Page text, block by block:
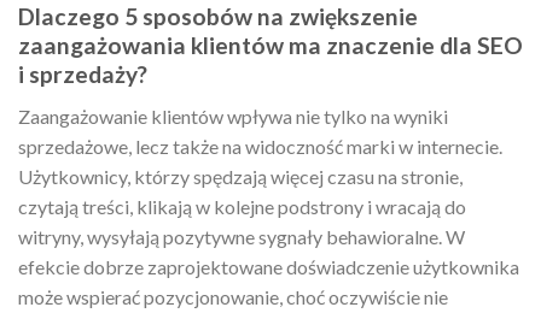
Dlaczego 5 sposobów na zwiększenie
zaangażowania klientów ma znaczenie dla SEO
i sprzedaży?
Zaangażowanie klientów wpływa nie tylko na wyniki
sprzedażowe, lecz także na widoczność marki w internecie.
Użytkownicy, którzy spędzają więcej czasu na stronie,
czytają treści, klikają w kolejne podstrony i wracają do
witryny, wysyłają pozytywne sygnały behawioralne. W
efekcie dobrze zaprojektowane doświadczenie użytkownika
może wspierać pozycjonowanie, choć oczywiście nie